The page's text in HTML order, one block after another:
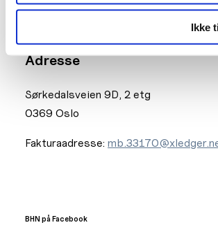
Ikke
Adresse
Sørkedalsveien 9D, 2 etg
0369 Oslo
Fakturaadresse:
BHN på Facebook